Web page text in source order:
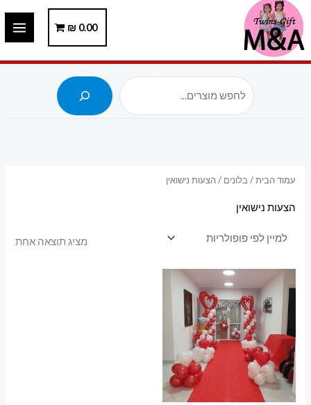
דילוג
לתוכן
0.00
₪
עמוד הבית/בלונים / הצעות נישואין
הצעות נישואין
מציג תוצאה אחת